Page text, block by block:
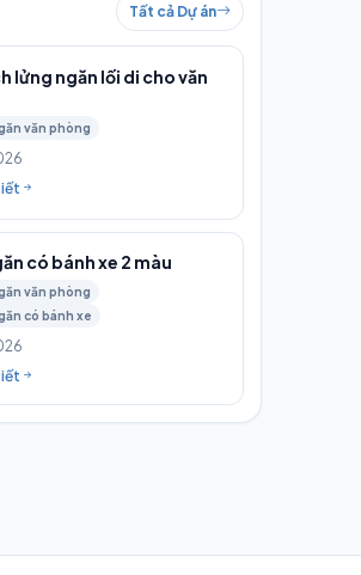
Tất cả Dự án
lửng ngăn lối di cho văn
văn phòng
có bánh xe 2 màu
văn phòng
có bánh xe